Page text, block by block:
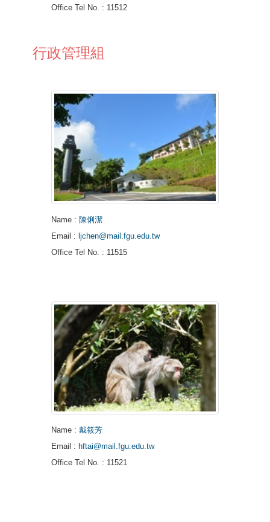
Office Tel No. : 11512
行政管理組
Name : 陳俐潔
Email : ljchen@mail.fgu.edu.tw
Office Tel No. : 11515
Name :戴筱芳
Email : hftai@mail.fgu.edu.tw
Office Tel No. : 11521